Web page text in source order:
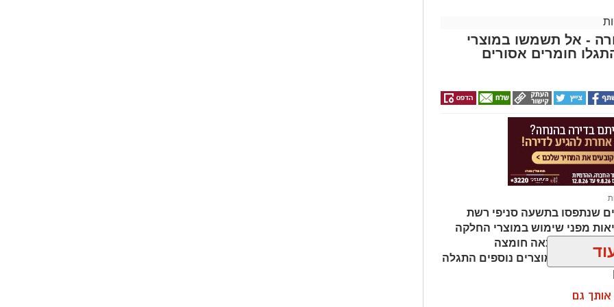
ואירועי תוכן.
מועמדת בעלי "ראש מלא ברעיונות",
של אחד ממוסדות התרבות
להיכנס לעמוד הדרושים של
מאירוע חדשותי? מצאתם טעות
- אל תשמשו במוצרי
חומרים אסורים
שנתפסו בתשעה סניפי רשת
מפני שימוש במוצרי החלקה
נמצאה חומצה
שיער, ובמוצרים נוספים התגלה
אותך גם